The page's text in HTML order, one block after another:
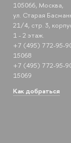
105066, Москва,
ул. Старая
21/4, стр. 3,
1 - 2 этаж.
+7 (495) 772-95-
15068
+7 (495) 772-95-
15069
Как добраться